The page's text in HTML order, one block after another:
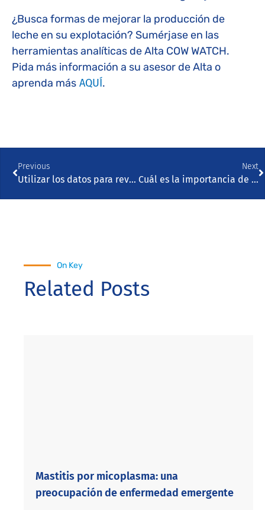
¿Busca formas de mejorar la producción de
leche en su explotación? Sumérjase en las
herramientas analíticas de Alta COW WATCH.
Pida más información a su asesor de Alta o
aprenda más AQUÍ.
Previous
Utilizar los datos para revelar los secretos de las vacas
Next
Cuál es la importancia de los indicadores reproductivos?
On Key
Related Posts
Mastitis por micoplasma: una
preocupación de enfermedad emergente